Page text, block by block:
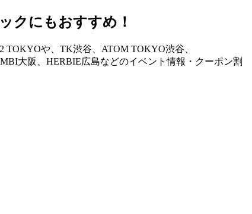
クにもおすすめ！
や、TK渋谷、ATOM TOKYO渋谷、
大阪、HERBIE広島などのイベント情報・クーポン割